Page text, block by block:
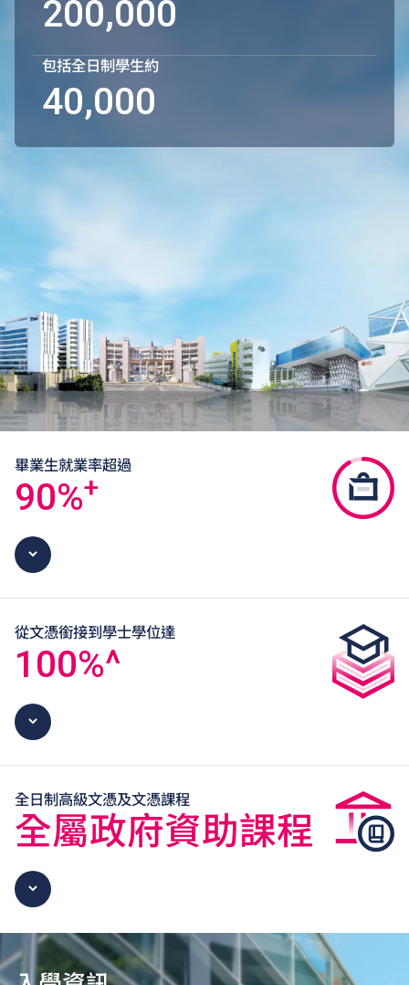
200,000
包括全日制學生約
40,000
畢業生就業率超過
90%+
從文憑銜接到學士學位達
100%^
全日制高級文憑及文憑課程
全屬政府資助課程